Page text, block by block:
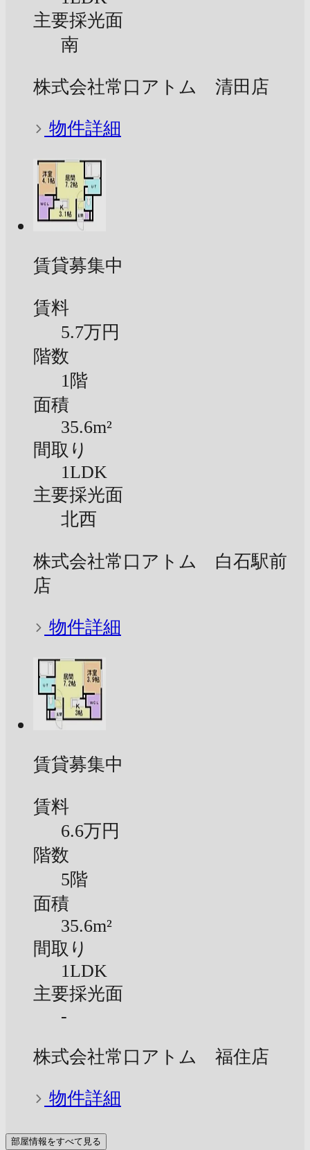
主要採光面
南
株式会社常口アトム 清田店
物件詳細
賃貸募集中
賃料
5.7万円
階数
1階
面積
35.6m²
間取り
1LDK
主要採光面
北西
株式会社常口アトム 白石駅前
店
物件詳細
賃貸募集中
賃料
6.6万円
階数
5階
面積
35.6m²
間取り
1LDK
主要採光面
-
株式会社常口アトム 福住店
物件詳細
部屋情報をすべて見る